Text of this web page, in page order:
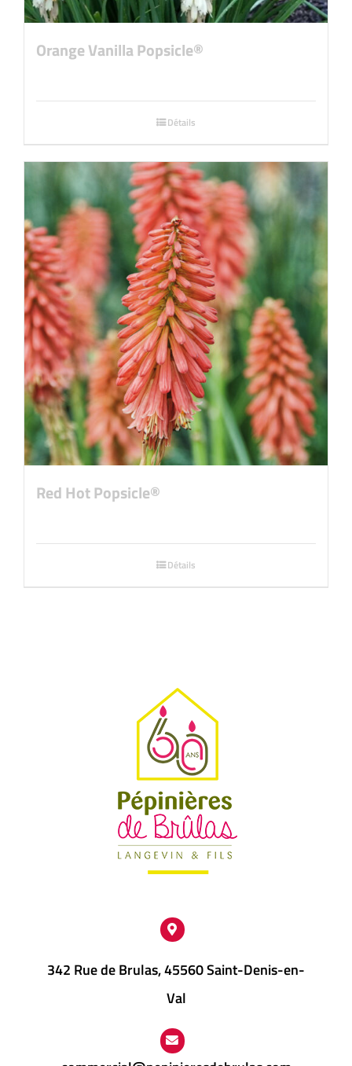
Orange Vanilla Popsicle®
Détails
Red Hot Popsicle®
Détails
342 Rue de Brulas, 45560 Saint-Denis-en-
Val